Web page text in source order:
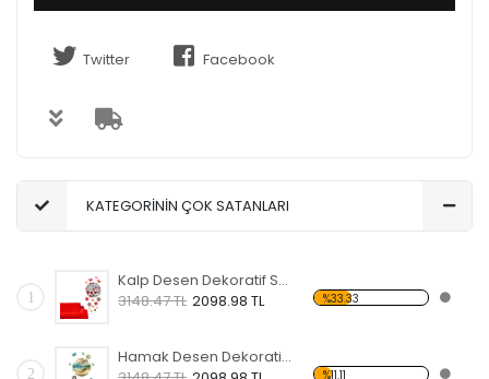
Twitter Facebook
KATEGORİNİN ÇOK SATANLARI
1
Kalp Desen Dekoratif Saat
3148.47 TL 2098.98 TL %33.33
2
Hamak Desen Dekoratif Saat
%11.11